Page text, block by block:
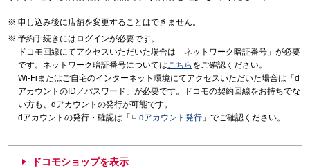
申し込み後に店舗を変更することはできません。
予約手続きにはログインが必要です。
ドコモ回線にてアクセスいただいた場合は「ネットワーク暗証番号」が必要
です。ネットワーク暗証番号についてはこちら をご確認ください。
Wi-Fiまたはご自宅のインターネット環境にてアクセスいただいた場合は「d
アカウントのID／パスワード」が必要です。ドコモの契約回線をお持ちでな
い方も、dアカウントの発行が可能です。
dアカウントの発行・確認は「
dアカウント発行 」でご確認ください。
ドコモショップを表示